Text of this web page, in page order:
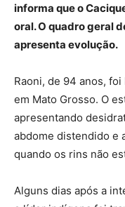
informa que o
oral. O quadro geral
apresenta evolução.
Raoni, de 94 anos,
em Mato Grosso. O
apresentando
abdome distendido e
quando os rins não
Alguns dias após a